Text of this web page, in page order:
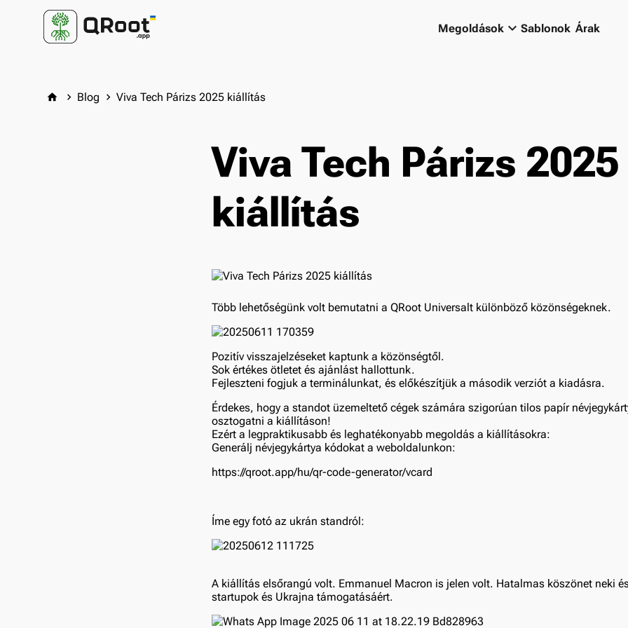
Megoldásokkeyboard_arrow_down Sablonok Árak
home keyboard_arrow_right Blog keyboard_arrow_right Viva Tech Párizs 2025 kiállítás
Viva Tech Párizs 2025
kiállítás
Több lehetőségünk volt bemutatni a QRoot Universalt különböző közönségeknek.
Pozitív visszajelzéseket kaptunk a közönségtől.
Sok értékes ötletet és ajánlást hallottunk.
Fejleszteni fogjuk a terminálunkat, és előkészítjük a második verziót a kiadásra.
Érdekes, hogy a standot üzemeltető cégek számára szigorúan tilos papír
osztogatni a kiállításon!
Ezért a legpraktikusabb és leghatékonyabb megoldás a kiállításokra:
Generálj névjegykártya kódokat a weboldalunkon:
https://qroot.app/hu/qr-code-generator/vcard
Íme egy fotó az ukrán standról:
A kiállítás elsőrangú volt. Emmanuel Macron is jelen volt. Hatalmas köszönet neki
startupok és Ukrajna támogatásáért.